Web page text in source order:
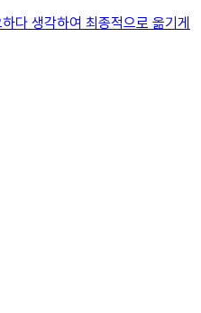
다 생각하여 최종적으로 옮기게